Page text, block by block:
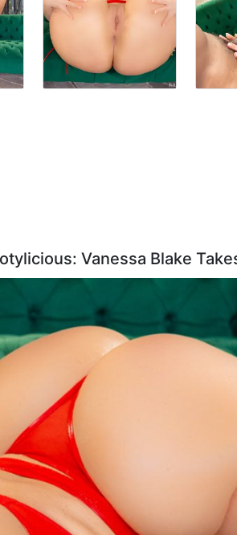
Vanessa Blake